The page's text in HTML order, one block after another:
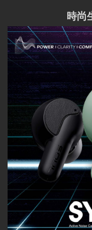
時尚